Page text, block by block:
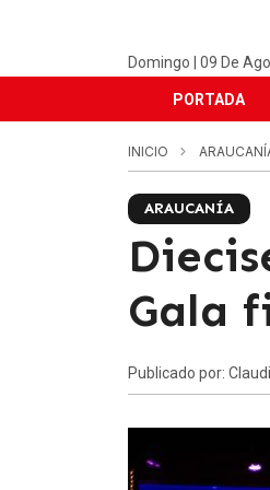
Domingo | 09 De
PORTADA
INICIO
ARAUCANÍA
Gala
Publicado por: